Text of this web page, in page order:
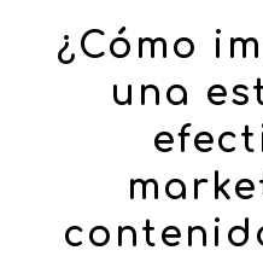
¿Cómo
una